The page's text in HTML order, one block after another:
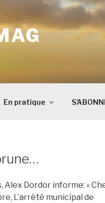
En pratique
Alex Dordor informe: «
L’arrêté municipal de